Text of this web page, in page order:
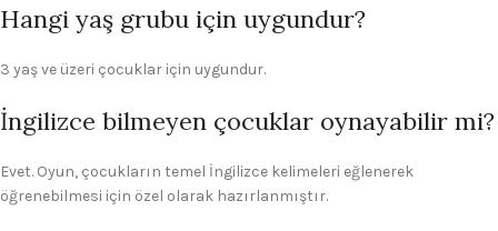
Hangi yaş grubu için uygundur?
3 yaş ve üzeri çocuklar için uygundur.
İngilizce bilmeyen çocuklar oynayabilir mi?
Evet. Oyun, çocukların temel İngilizce kelimeleri eğlenerek
öğrenebilmesi için özel olarak hazırlanmıştır.